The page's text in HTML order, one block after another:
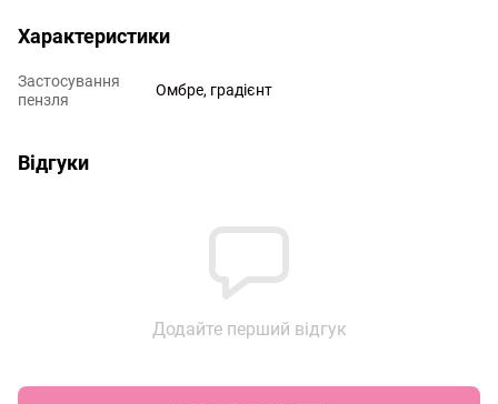
Характеристики
Застосування
пензля
Омбре, градієнт
Відгуки
Додайте перший відгук